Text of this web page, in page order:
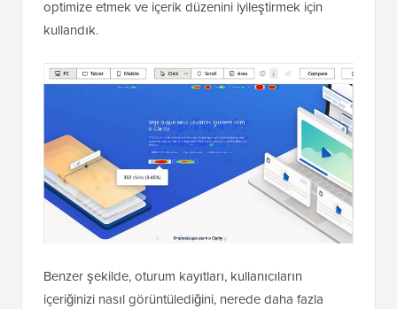
optimize etmek ve içerik düzenini iyileştirmek için
kullandık.
Benzer şekilde, oturum kayıtları, kullanıcıların
içeriğinizi nasıl görüntülediğini, nerede daha fazla